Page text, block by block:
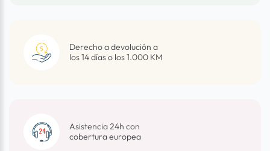
Derecho a devolución a
los 14 días o los 1.000 KM
Asistencia 24h con
cobertura europea